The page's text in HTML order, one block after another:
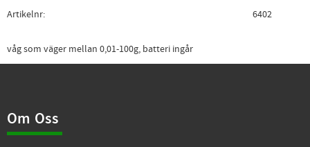
Artikelnr 6402
våg som väger mellan 0,01-100g, batteri ingår
Om Oss